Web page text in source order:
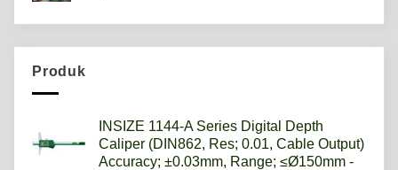
Lebih
Produk
INSIZE 1144-A Series Digital Depth
Caliper (DIN862, Res; 0.01, Cable Output)
Accuracy; ±0.03mm, Range; ≤Ø150mm -